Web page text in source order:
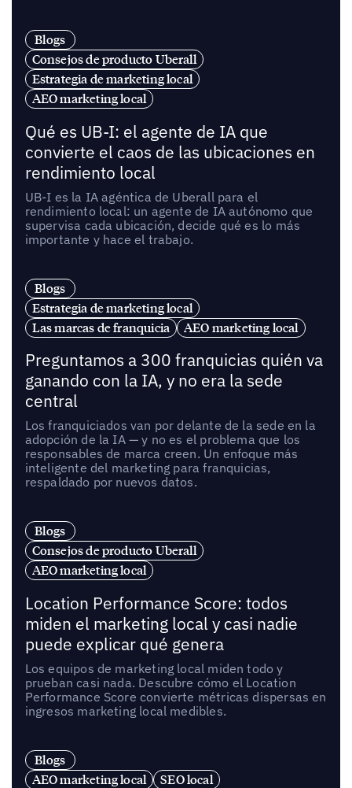
Blogs
Consejos de producto Uberall
Estrategia de marketing local
AEO marketing local
Qué es UB-I: el agente de IA que
convierte el caos de las ubicaciones en
rendimiento local
UB-I es la IA agéntica de Uberall para el
rendimiento local: un agente de IA autónomo que
supervisa cada ubicación, decide qué es lo más
importante y hace el trabajo.
Blogs
Estrategia de marketing local
Las marcas de franquicia
AEO marketing local
Preguntamos a 300 franquicias quién va
ganando con la IA, y no era la sede
central
Los franquiciados van por delante de la sede en la
adopción de la IA — y no es el problema que los
responsables de marca creen. Un enfoque más
inteligente del marketing para franquicias,
respaldado por nuevos datos.
Blogs
Consejos de producto Uberall
AEO marketing local
Location Performance Score: todos
miden el marketing local y casi nadie
puede explicar qué genera
Los equipos de marketing local miden todo y
prueban casi nada. Descubre cómo el Location
Performance Score convierte métricas dispersas en
ingresos marketing local medibles.
Blogs
AEO marketing local
SEO local